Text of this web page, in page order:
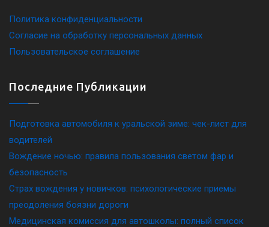
Политика конфиденциальности
Согласие на обработку персональных данных
Пользовательское соглашение
Последние Публикации
Подготовка автомобиля к уральской зиме: чек-лист для
водителей
Вождение ночью: правила пользования светом фар и
безопасность
Страх вождения у новичков: психологические приемы
преодоления боязни дороги
Медицинская комиссия для автошколы: полный список